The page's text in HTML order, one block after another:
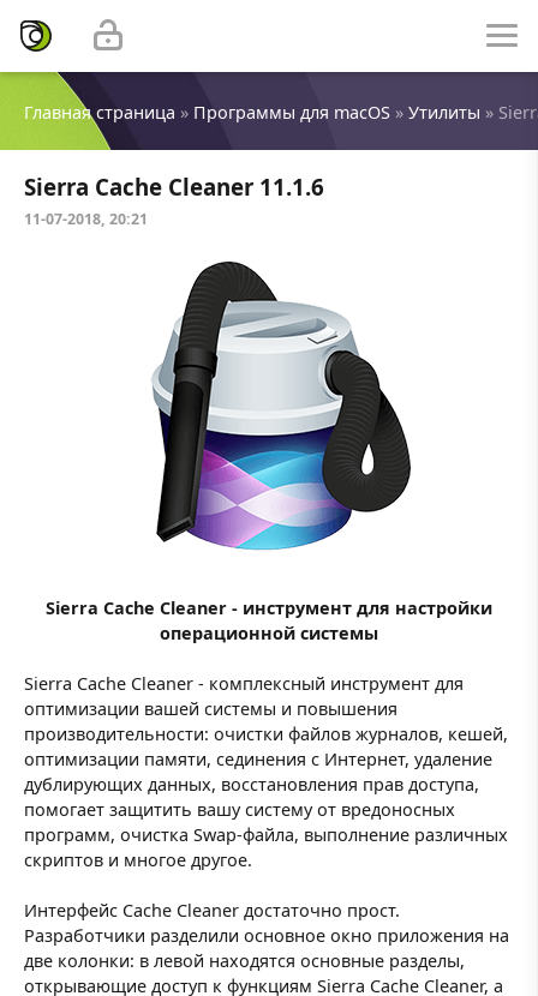
Главная страница » Программы для macOS » Утилиты »
Sierra Cache Cleaner 11.1.6
11-07-2018, 20:21
Sierra Cache Cleaner - инструмент для настройки
операционной системы
Sierra Cache Cleaner - комплексный инструмент для
оптимизации вашей системы и повышения
производительности: очистки файлов журналов, кешей,
оптимизации памяти, сединения с Интернет, удаление
дублирующих данных, восстановления прав доступа,
помогает защитить вашу систему от вредоносных
программ, очистка Swap-файла, выполнение различных
скриптов и многое другое.
Интерфейс Cache Cleaner достаточно прост.
Разработчики разделили основное окно приложения на
две колонки: в левой находятся основные разделы,
открывающие доступ к функциям Sierra Cache Cleaner, а